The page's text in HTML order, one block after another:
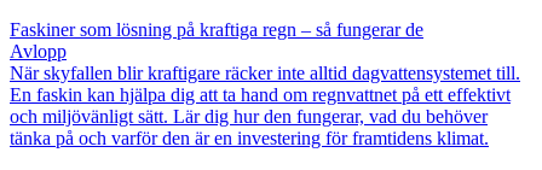
Faskiner som lösning på kraftiga regn – så fungerar de
Avlopp
När skyfallen blir kraftigare räcker inte alltid dagvattensystemet till.
En faskin kan hjälpa dig att ta hand om regnvattnet på ett effektivt
och miljövänligt sätt. Lär dig hur den fungerar, vad du behöver
tänka på och varför den är en investering för framtidens klimat.